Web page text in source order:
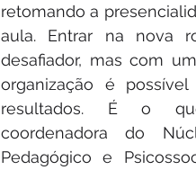
retomando a
aula. Entrar na nova
desafiador, mas com
organização é
resultados. É o
coordenadora do
Pedagógico e